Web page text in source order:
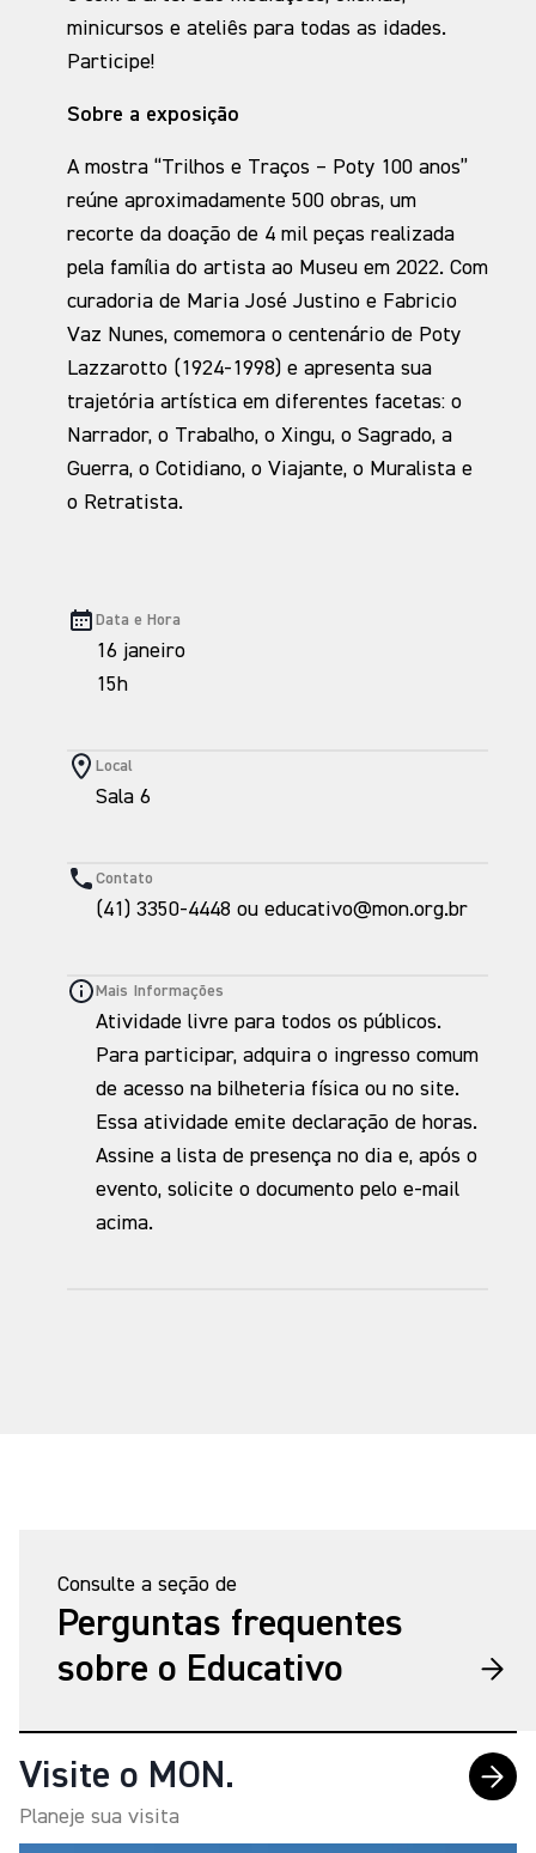
minicursos e ateliês para todas as idades.
Participe!
Sobre a exposição
A mostra “Trilhos e Traços – Poty 100 anos”
reúne aproximadamente 500 obras, um
recorte da doação de 4 mil peças realizada
pela família do artista ao Museu em 2022. Com
curadoria de Maria José Justino e Fabricio
Vaz Nunes, comemora o centenário de Poty
Lazzarotto (1924-1998) e apresenta sua
trajetória artística em diferentes facetas: o
Narrador, o Trabalho, o Xingu, o Sagrado, a
Guerra, o Cotidiano, o Viajante, o Muralista e
o Retratista.
Data e Hora
16 janeiro
15h
Local
Sala 6
Contato
(41) 3350-4448 ou educativo@mon.org.br
Mais Informações
Atividade livre para todos os públicos.
Para participar, adquira o ingresso comum
de acesso na bilheteria física ou no site.
Essa atividade emite declaração de horas.
Assine a lista de presença no dia e, após o
evento, solicite o documento pelo e-mail
acima.
Consulte a seção de
Perguntas frequentes
sobre o Educativo
Visite o MON.
Planeje sua visita